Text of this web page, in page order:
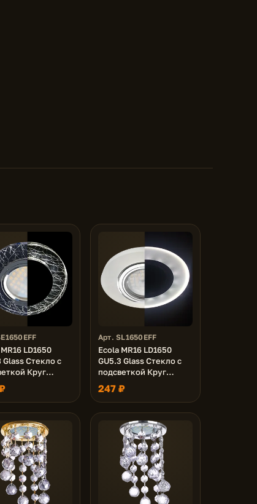
LD1650
Glass Стекло с
Круг
лед на черном
25x95 (кd74)
Арт. SL1650EFF
Ecola MR16 LD1650
GU5.3 Glass Стекло с
подсветкой Круг
Матовый / Хром 25x95
(кd74)
247 ₽